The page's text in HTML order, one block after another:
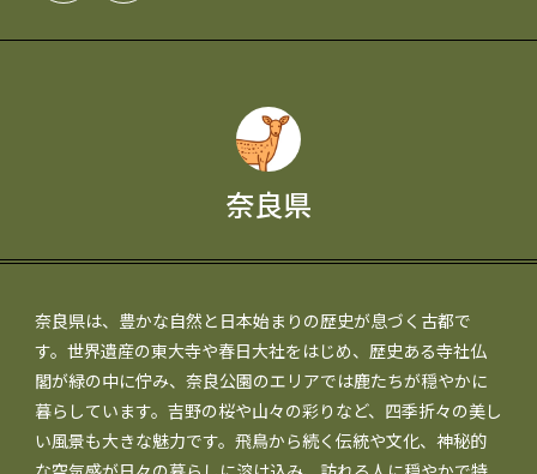
奈良県
奈良県は、豊かな自然と日本始まりの歴史が息づく古都で
す。世界遺産の東大寺や春日大社をはじめ、歴史ある寺社仏
閣が緑の中に佇み、奈良公園のエリアでは鹿たちが穏やかに
暮らしています。吉野の桜や山々の彩りなど、四季折々の美し
い風景も大きな魅力です。飛鳥から続く伝統や文化、神秘的